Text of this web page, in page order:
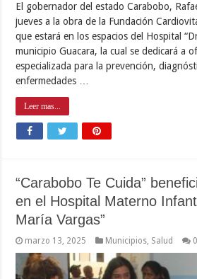
El gobernador del estado Carabobo,
jueves a la obra de la Fundación
que estará en los espacios del Hospital
municipio Guacara, la cual se dedicará a
especializada para la prevención,
enfermedades …
Leer mas...
“Carabobo Te Cuida”
en el Hospital Materno
María Vargas”
marzo 13, 2025 Municipios, Salud 0